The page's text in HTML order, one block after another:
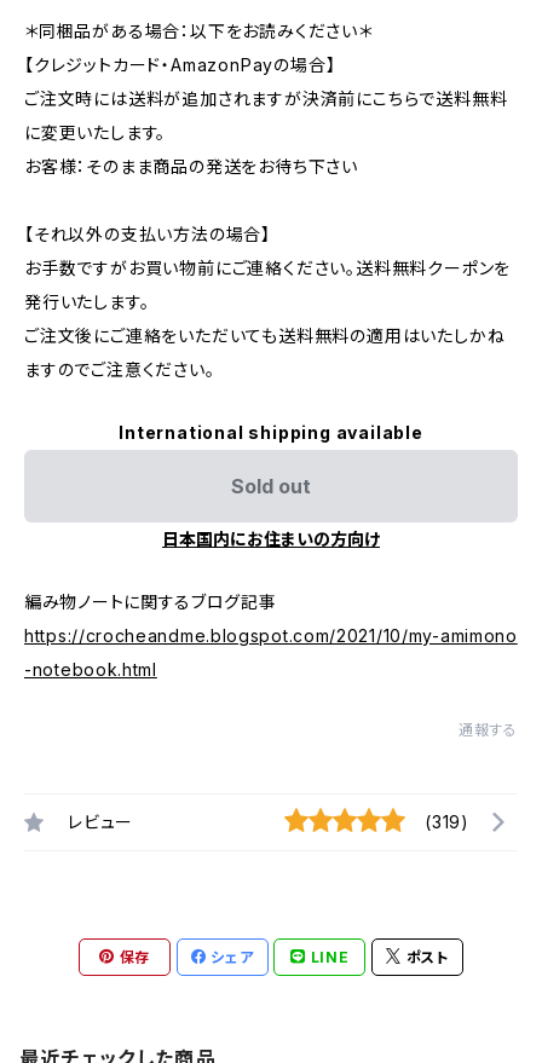
＊同梱品がある場合：以下をお読みください＊
【クレジットカード・AmazonPayの場合】
ご注文時には送料が追加されますが決済前にこちらで送料無料
に変更いたします。
お客様：そのまま商品の発送をお待ち下さい
【それ以外の支払い方法の場合】
お手数ですがお買い物前にご連絡ください。送料無料クーポンを
発行いたします。
ご注文後にご連絡をいただいても送料無料の適用はいたしかね
ますのでご注意ください。
International shipping available
Sold out
日本国内にお住まいの方向け
編み物ノートに関するブログ記事
https://crocheandme.blogspot.com/2021/10/my-amimono
-notebook.html
通報する
レビュー (319)
保存 シェア LINE ポスト
最近チェックした商品